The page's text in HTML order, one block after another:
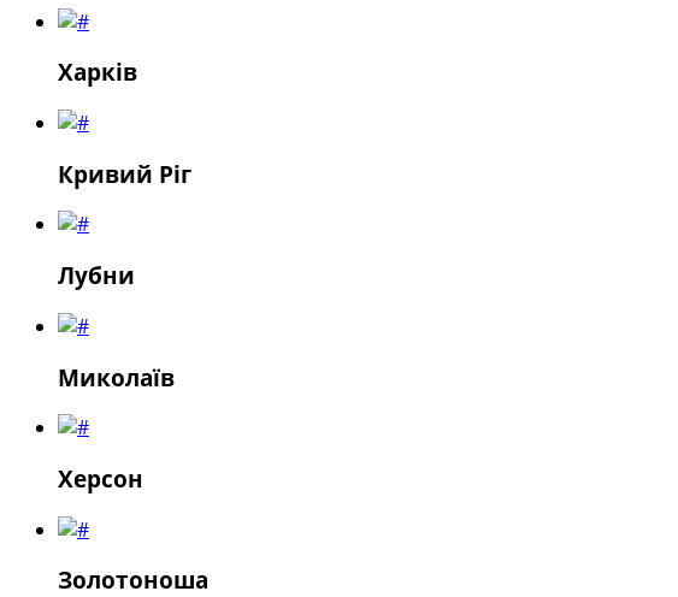
Харків
Кривий Ріг
Лубни
Миколаїв
Херсон
Золотоноша